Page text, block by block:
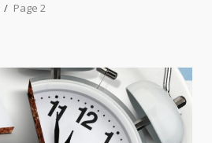
Page 2